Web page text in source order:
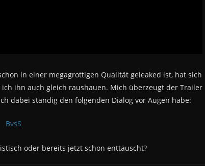
in einer megagrottigen Qualität geleaked ist, hat sich
ihn auch gleich raushauen. Mich überzeugt der Trailer
dabei ständig den folgenden Dialog vor Augen habe:
oder bereits jetzt schon enttäuscht?